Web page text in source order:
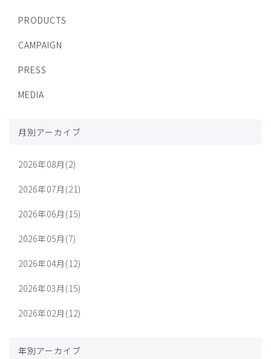
PRODUCTS
CAMPAIGN
PRESS
MEDIA
月別アーカイブ
2026年08月(2)
2026年07月(21)
2026年06月(15)
2026年05月(7)
2026年04月(12)
2026年03月(15)
2026年02月(12)
年別アーカイブ